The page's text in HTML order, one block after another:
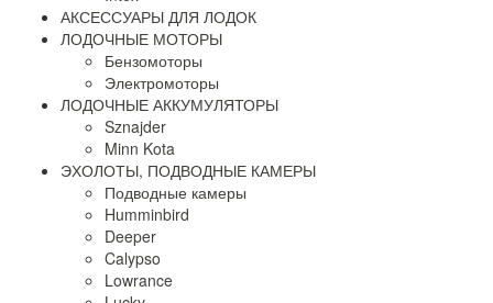
АКСЕССУАРЫ ДЛЯ ЛОДОК
ЛОДОЧНЫЕ МОТОРЫ
Бензомоторы
Электромоторы
ЛОДОЧНЫЕ АККУМУЛЯТОРЫ
Sznajder
Minn Kota
ЭХОЛОТЫ, ПОДВОДНЫЕ КАМЕРЫ
Подводные камеры
Humminbird
Deeper
Calypso
Lowrance